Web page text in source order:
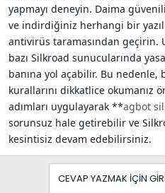
yapmayı deneyin. Daima
ve indirdiğiniz herhangi bir
antivirüs taramasından geçirin.
bazı Silkroad sunucularında
banına yol açabilir. Bu
kurallarını dikkatlice okumanız
adımları uygulayarak **agbot
sorunsuz hale getirebilir ve
kesintisiz devam edebilirsiniz.
CEVAP YAZMAK IÇIN